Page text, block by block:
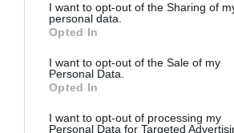
I want to opt-out of the Sharing of
personal data.
Opted In
I want to opt-out of the Sale of my
Personal Data.
Opted In
I want to opt-out of processing my
Personal Data for Targeted
pas de nouveaux programmes vous
Regarder les fuselages de des A321
visiblement vous voyez que ceux du
Pourtant il faudra bien ouvrir les
déferler sur la planète entière il n’y a